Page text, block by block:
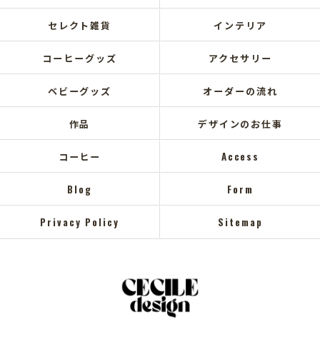
セレクト雑貨 インテリア
コーヒーグッズ アクセサリー
ベビーグッズ オーダーの流れ
作品 デザインのお仕事
コーヒー Access
Blog Form
Privacy Policy Sitemap